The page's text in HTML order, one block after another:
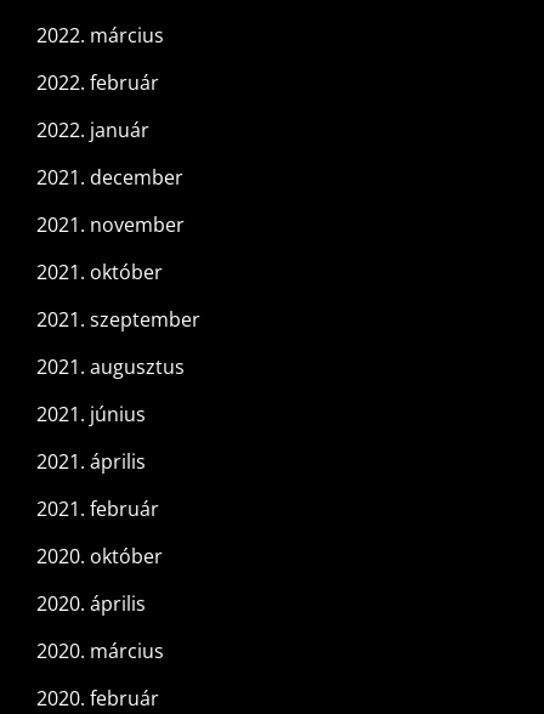
2022. március
2022. február
2022. január
2021. december
2021. november
2021. október
2021. szeptember
2021. augusztus
2021. június
2021. április
2021. február
2020. október
2020. április
2020. március
2020. február